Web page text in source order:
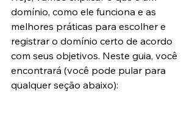
domínio, como ele funciona e as
melhores práticas para escolher e
registrar o domínio certo de acordo
com seus objetivos. Neste guia, você
encontrará (você pode pular para
qualquer seção abaixo):